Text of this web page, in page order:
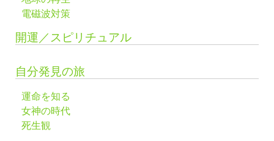
電磁波対策
開運／スピリチュアル
自分発見の旅
運命を知る
女神の時代
死生観